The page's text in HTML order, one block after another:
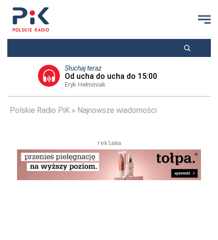
Słuchaj teraz
Od ucha do ucha do 15:00
Eryk Hełminiak
Polskie Radio PiK Najnowsze wiadomości
reklama